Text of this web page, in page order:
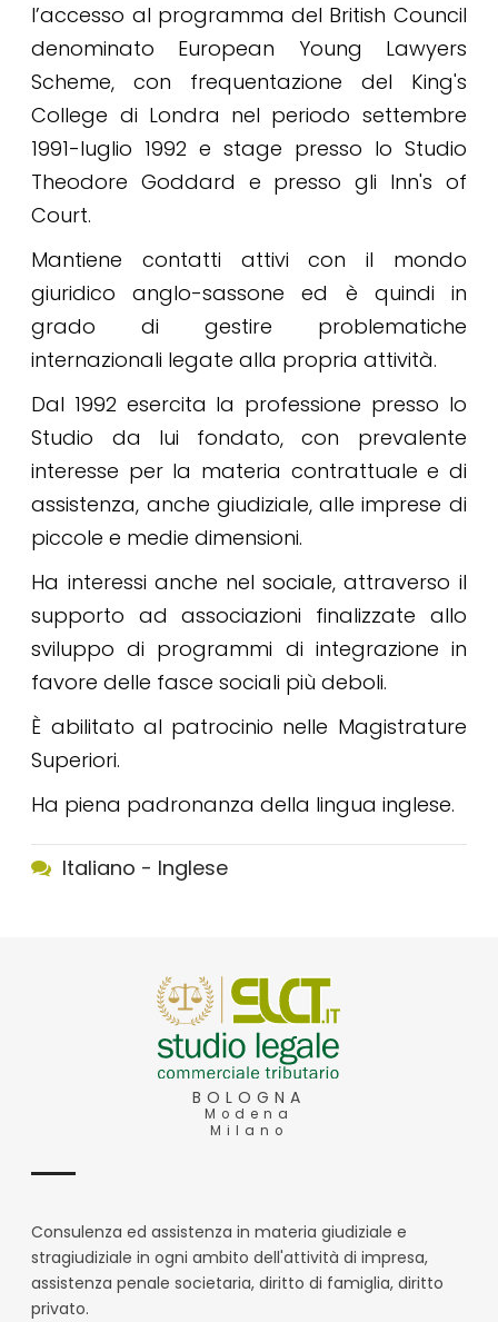
l’accesso al programma del British Council
denominato European Young Lawyers
Scheme, con frequentazione del King's
College di Londra nel periodo settembre
1991-luglio 1992 e stage presso lo Studio
Theodore Goddard e presso gli Inn's of
Court.
Mantiene contatti attivi con il mondo
giuridico anglo-sassone ed è quindi in
grado di gestire problematiche
internazionali legate alla propria attività.
Dal 1992 esercita la professione presso lo
Studio da lui fondato, con prevalente
interesse per la materia contrattuale e di
assistenza, anche giudiziale, alle imprese di
piccole e medie dimensioni.
Ha interessi anche nel sociale, attraverso il
supporto ad associazioni finalizzate allo
sviluppo di programmi di integrazione in
favore delle fasce sociali più deboli.
È abilitato al patrocinio nelle Magistrature
Superiori.
Ha piena padronanza della lingua inglese.
Italiano - Inglese
BOLOGNA
Modena
Milano
Consulenza ed assistenza in materia giudiziale e
stragiudiziale in ogni ambito dell'attività di impresa,
assistenza penale societaria, diritto di famiglia, diritto
privato.